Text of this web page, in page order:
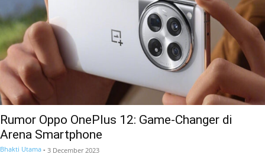
Rumor Oppo OnePlus 12: Game-Changer di
Arena Smartphone
Bhakti Utama - 3 December 2023